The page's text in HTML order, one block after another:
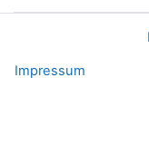
Impressum